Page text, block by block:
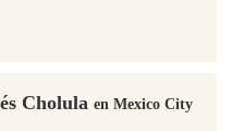
Cholula en Mexico City